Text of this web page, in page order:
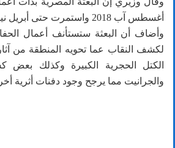
أغسطس آب 2018 واستمرت حتى أبريل نيسان 2019.
وأضاف أن البعثة ستستأنف أعمال
لكشف النقاب عما تحويه المنطقة من
الكتل الحجرية الكبيرة وكذلك بعض
والجرانيت مما يرجح وجود دفنات أثرية